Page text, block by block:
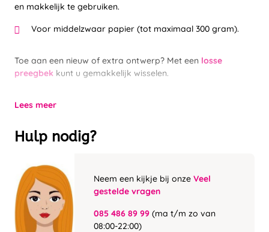
en makkelijk te gebruiken.
Voor middelzwaar papier (tot maximaal 300 gram).
Toe aan een nieuw of extra ontwerp? Met een losse
preegbek kunt u gemakkelijk wisselen.
Lees meer
Hulp nodig?
Neem een kijkje bij onze Veel
gestelde vragen
085 486 89 99 (ma t/m zo van
08:00-22:00)